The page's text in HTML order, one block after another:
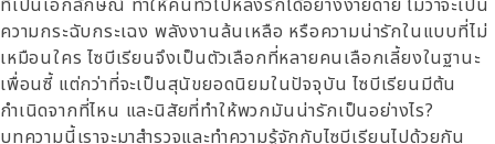
ที่เป็นเอกลักษณ์ ทำให้คนทั่วไปหลงรักได้อย่างง่ายดาย ไม่ว่าจะเป็น
ความกระฉับกระเฉง พลังงานล้นเหลือ หรือความน่ารักในแบบที่ไม่
เหมือนใคร ไซบีเรียนจึงเป็นตัวเลือกที่หลายคนเลือกเลี้ยงในฐานะ
เพื่อนซี้ แต่กว่าที่จะเป็นสุนัขยอดนิยมในปัจจุบัน ไซบีเรียนมีต้น
กำเนิดจากที่ไหน และนิสัยที่ทำให้พวกมันน่ารักเป็นอย่างไร?
บทความนี้เราจะมาสำรวจและทำความรู้จักกับไซบีเรียนไปด้วยกัน